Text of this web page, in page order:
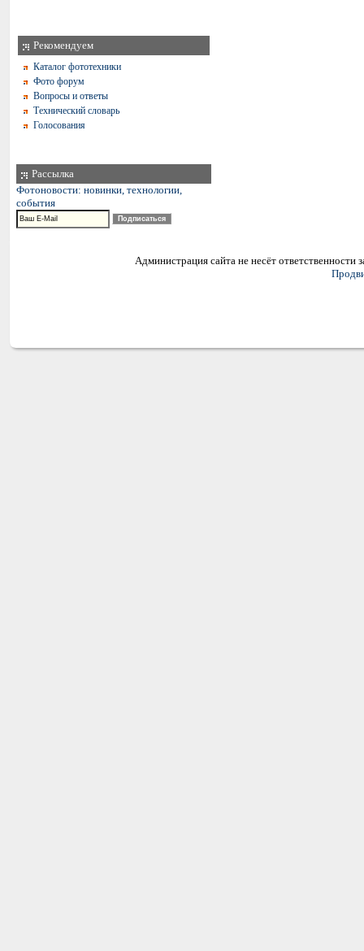
Рекомендуем
Каталог фототехники
Фото форум
Вопросы и ответы
Технический словарь
Голосования
Рассылка
Фотоновости: новинки, технологии,
события
Администрация сайта не несёт ответственности